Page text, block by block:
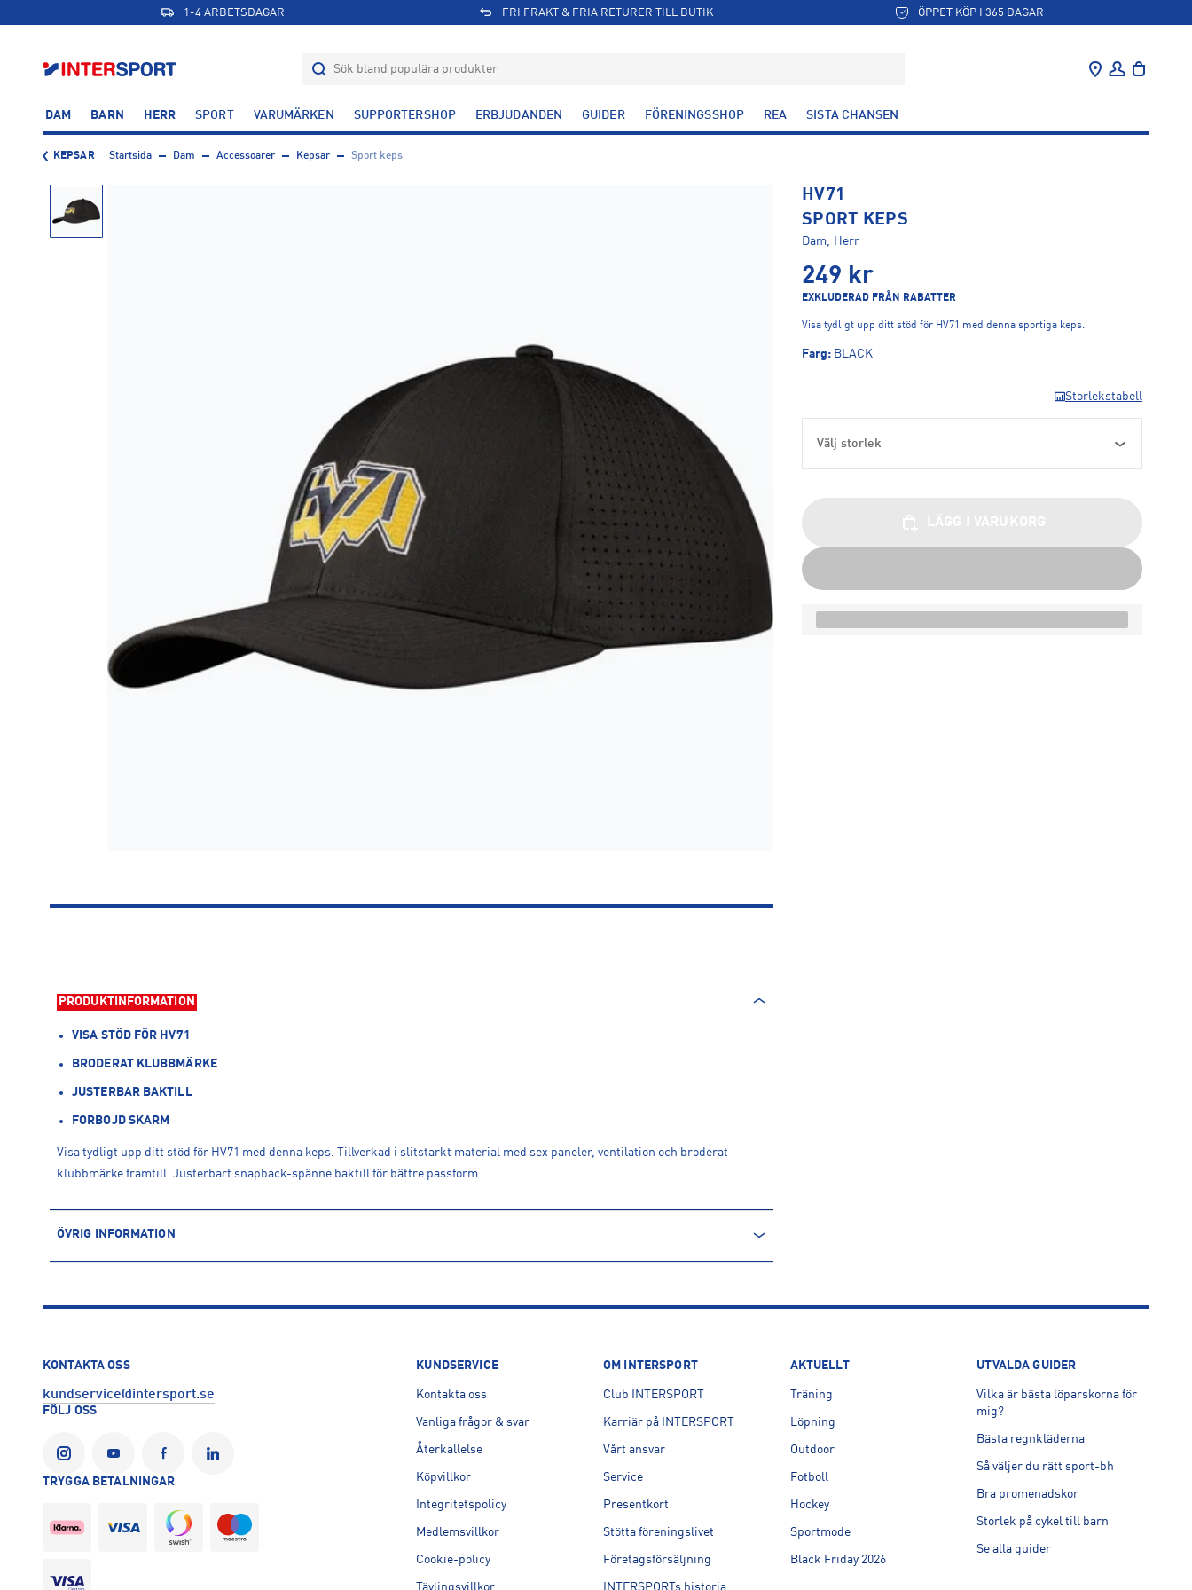
1-4 ARBETSDAGAR FRI FRAKT & FRIA RETURER TILL BUTIK ÖPPET KÖP I 365 DAGAR
DAM BARN HERR SPORT VARUMÄRKEN SUPPORTERSHOP ERBJUDANDEN GUIDER FÖRENINGSSHOP REA SISTA CHANSEN
KEPSAR Startsida Dam Accessoarer Kepsar Sport keps
HV71
SPORT KEPS
Dam, Herr
249 kr
EXKLUDERAD FRÅN RABATTER
Visa tydligt upp ditt stöd för HV71 med denna sportiga keps.
Färg: BLACK
Storlekstabell
Välj storlek
PRODUKTINFORMATION
VISA STÖD FÖR HV71
BRODERAT KLUBBMÄRKE
JUSTERBAR BAKTILL
FÖRBÖJD SKÄRM
Visa tydligt upp ditt stöd för HV71 med denna keps. Tillverkad i slitstarkt material med sex paneler, ventilation och broderat
klubbmärke framtill. Justerbart snapback-spänne baktill för bättre passform.
ÖVRIG INFORMATION
Leverantörens produktnummer: C18349
Tillverkare:Craft of Scandinavia
Kontakt tillverkare: customercare@craftsportswear.com
KONTAKTA OSS
kundservice@intersport.se
FÖLJ OSS
TRYGGA BETALNINGAR
KUNDSERVICE
Kontakta oss
Vanliga frågor & svar
Återkallelse
Köpvillkor
Integritetspolicy
Medlemsvillkor
Cookie-policy
Tävlingsvillkor
OM INTERSPORT
Club INTERSPORT
Karriär på INTERSPORT
Vårt ansvar
Service
Presentkort
Stötta föreningslivet
Företagsförsäljning
INTERSPORTs historia
AKTUELLT
Träning
Löpning
Outdoor
Fotboll
Hockey
Sportmode
Black Friday 2026
UTVALDA GUIDER
Vilka är bästa löparskorna för
mig?
Bästa regnkläderna
Så väljer du rätt sport-bh
Bra promenadskor
Storlek på cykel till barn
Se alla guider